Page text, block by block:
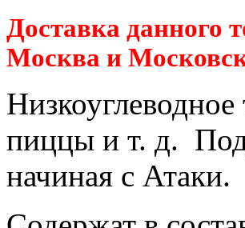
Доставка данного
Москва и
пиццы и т. д.
начиная с Атаки.